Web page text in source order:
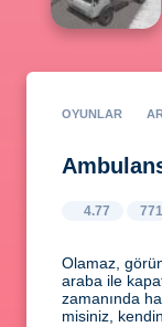
OYUNLAR
4.77
Olamaz,
araba ile
zamanında
misiniz,